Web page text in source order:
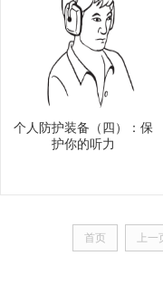
个人防护装备（四）：保
护你的听力
首页 上一